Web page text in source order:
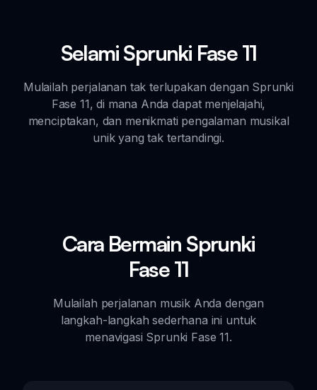
Selami Sprunki Fase 11
Mulailah perjalanan tak terlupakan dengan Sprunki
Fase 11, di mana Anda dapat menjelajahi,
menciptakan, dan menikmati pengalaman musikal
unik yang tak tertandingi.
Cara Bermain Sprunki
Fase 11
Mulailah perjalanan musik Anda dengan
langkah-langkah sederhana ini untuk
menavigasi Sprunki Fase 11.